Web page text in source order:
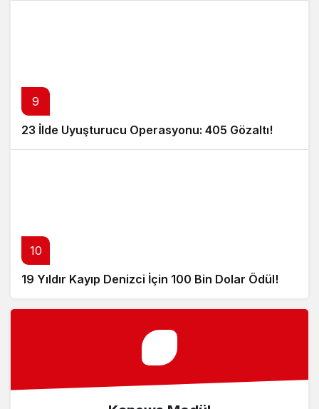
9
23 İlde Uyuşturucu Operasyonu: 405 Gözaltı!
10
19 Yıldır Kayıp Denizci İçin 100 Bin Dolar Ödül!